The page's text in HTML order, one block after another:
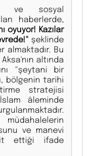
ve sosyal
haberlerde,
oyuyor! Kazılar
şeklinde
almaktadır. Bu
altında
"şeytani bir
bölgenin tarihi
stratejisi
âleminde
ve manevi
ettiği ifade